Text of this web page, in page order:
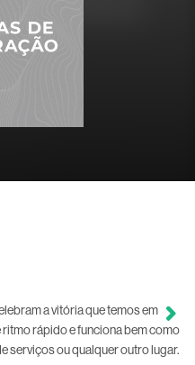
a vitória que temos em
rápido e funciona bem como
serviços ou qualquer outro lugar.